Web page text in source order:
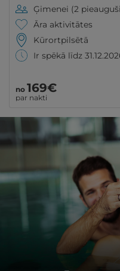
Ģimenei (2
Āra aktivitātes
Kūrortpilsētā
Ir spēkā līdz
no 169€
par nakti